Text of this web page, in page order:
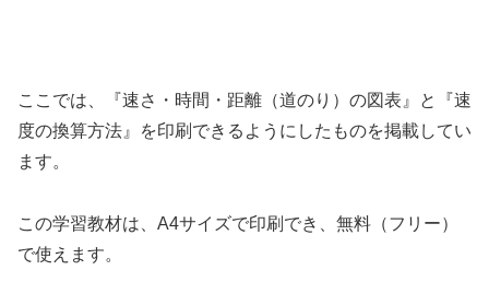
ここでは、『速さ・時間・距離（道のり）の図表』と『速
度の換算方法』を印刷できるようにしたものを掲載してい
ます。
この学習教材は、A4サイズで印刷でき、無料（フリー）
で使えます。